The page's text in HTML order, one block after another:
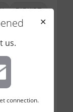
קבוצתית
מחיר לשעה
איזור פעילות
מייל
✕
us.
connection.